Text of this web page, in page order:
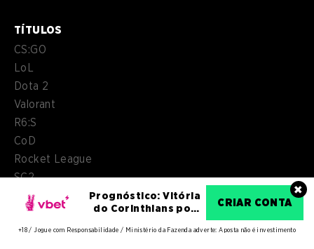
TÍTULOS
CS:GO
LoL
Dota 2
Valorant
R6:S
CoD
Rocket League
SC2
Overwatch 2
Hearthstone
Prognóstico: Vitória
do Corinthians por
CRIAR CONTA
+18 / Jogue com Responsabilidade / Ministério da Fazenda adverte: Aposta não é investimento
×